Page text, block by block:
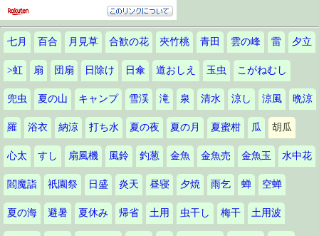
七月 百合 月見草 合歓の花 夾竹桃 青田 雲の峰 雷 夕立
>虹 扇 団扇 日除け 日傘 道おしえ 玉虫 こがねむし
兜虫 夏の山 キャンプ 雪渓 滝 泉 清水 涼し 涼風 晩涼
羅 浴衣 納涼 打ち水 夏の夜 夏の月 夏蜜柑 瓜 胡瓜
心太 すし 扇風機 風鈴 釣葱 金魚 金魚売 金魚玉 水中花
閻魔詣 祇園祭 日盛 炎天 昼寝 夕焼 雨乞 蝉 空蝉
夏の海 避暑 夏休み 帰省 土用 虫干し 梅干 土用波